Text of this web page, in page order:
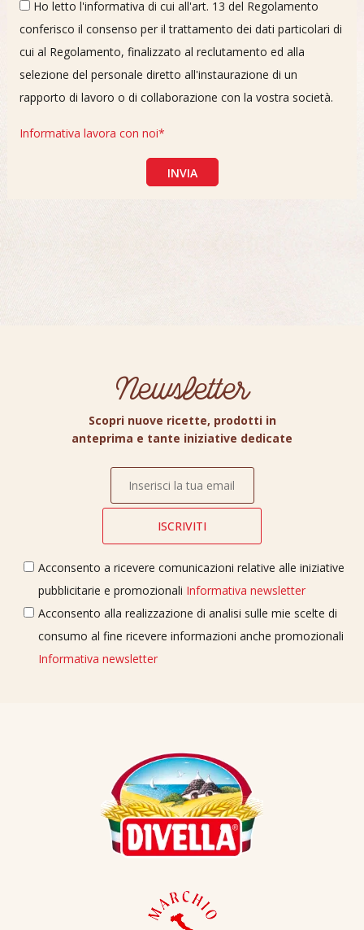
Ho letto l'informativa di cui all'art. 13 del Regolamento
conferisco il consenso per il trattamento dei dati particolari di
cui al Regolamento, finalizzato al reclutamento ed alla
selezione del personale diretto all'instaurazione di un
rapporto di lavoro o di collaborazione con la vostra società.
Informativa lavora con noi*
Newsletter
Scopri nuove ricette, prodotti in
anteprima e tante iniziative dedicate
Acconsento a ricevere comunicazioni relative alle iniziative
pubblicitarie e promozionali Informativa newsletter
Acconsento alla realizzazione di analisi sulle mie scelte di
consumo al fine ricevere informazioni anche promozionali
Informativa newsletter